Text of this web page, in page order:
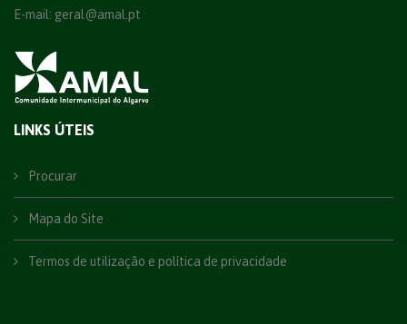
E-mail: geral@amal.pt
LINKS ÚTEIS
Procurar
Mapa do Site
Termos de utilização e política de privacidade